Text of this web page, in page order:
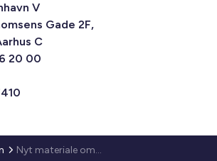
V
Gade 2F,
C
20 00
Nyt materiale om God Almen Ledelse